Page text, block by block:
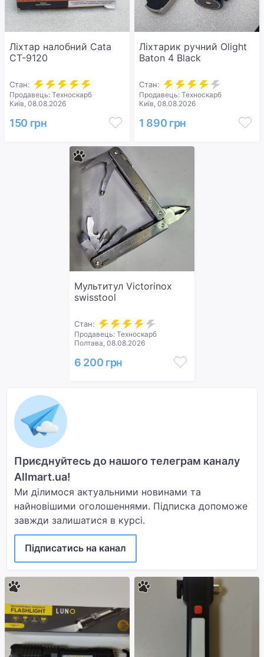
Ліхтар налобний Cata
CT-9120
Стан:
Продавець: Техноскарб
Київ, 08.08.2026
150 грн
Ліхтарик ручний Olight
Baton 4 Black
Стан:
Продавець: Техноскарб
Київ, 08.08.2026
1 890 грн
Мультитул Victorinox
swisstool
Стан:
Продавець: Техноскарб
Полтава, 08.08.2026
6 200 грн
Приєднуйтесь до нашого телеграм каналу
Allmart.ua!
Ми ділимося актуальними новинами та
найновішими оголошеннями. Підписка допоможе
завжди залишатися в курсі.
Підписатись на канал